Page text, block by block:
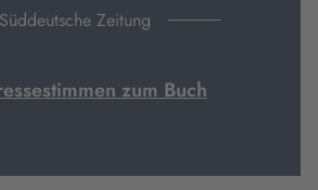
Süddeutsche Zeitung
zum Buch